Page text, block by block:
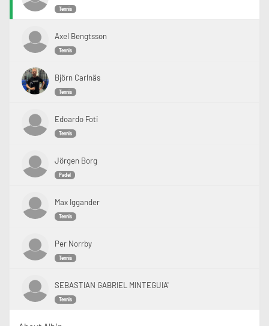
Tennis
Axel Bengtsson
Tennis
Björn Carlnäs
Tennis
Edoardo Foti
Tennis
Jörgen Borg
Padel
Max Iggander
Tennis
Per Norrby
Tennis
SEBASTIAN GABRIEL MINTEGUIA'
Tennis